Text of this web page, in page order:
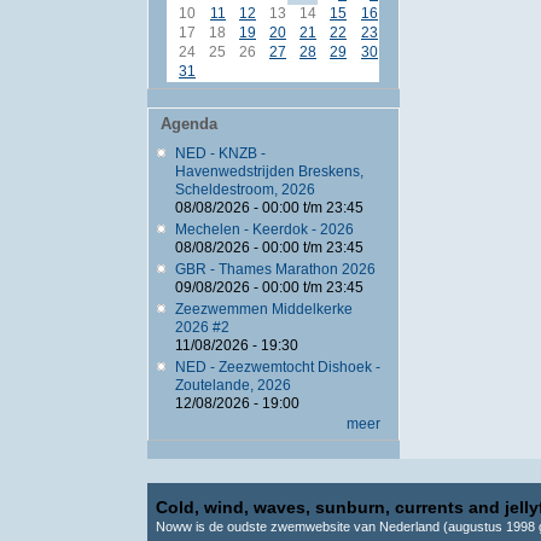
10
11 12 13 14 15
16
17
18 19 20 21 22
23
24
25 26 27 28 29
30
31
Agenda
NED - KNZB -
Havenwedstrijden Breskens,
Scheldestroom, 2026
08/08/2026 - 00:00t/m 23:45
Mechelen - Keerdok - 2026
08/08/2026 - 00:00t/m 23:45
GBR - Thames Marathon 2026
09/08/2026 - 00:00t/m 23:45
Zeezwemmen Middelkerke
2026 #2
11/08/2026 - 19:30
NED - Zeezwemtocht Dishoek -
Zoutelande, 2026
12/08/2026 - 19:00
meer
Cold, wind, waves, sunburn, currents and
Noww is de oudste zwemwebsite van Nederland (augustus 1998